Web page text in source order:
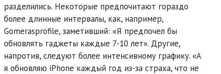
разделились. Некоторые предпочитают гораздо
более длинные интервалы, как, например,
Gomerasprofile, заметивший: «Я предпочел бы
обновлять гаджеты каждые 7-10 лет». Другие,
напротив, следуют более интенсивному графику. «А
я обновляю iPhone каждый год из-за страха, что не